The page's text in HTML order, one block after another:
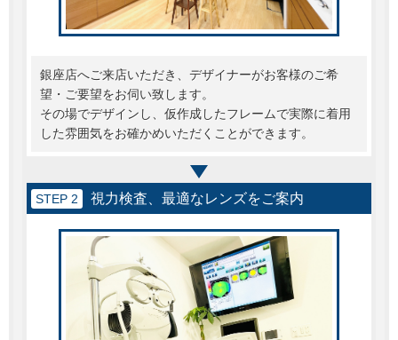
銀座店へご来店いただき、デザイナーがお客様のご希
望・ご要望をお伺い致します。
その場でデザインし、仮作成したフレームで実際に着用
した雰囲気をお確かめいただくことができます。
STEP 2 視力検査、最適なレンズをご案内